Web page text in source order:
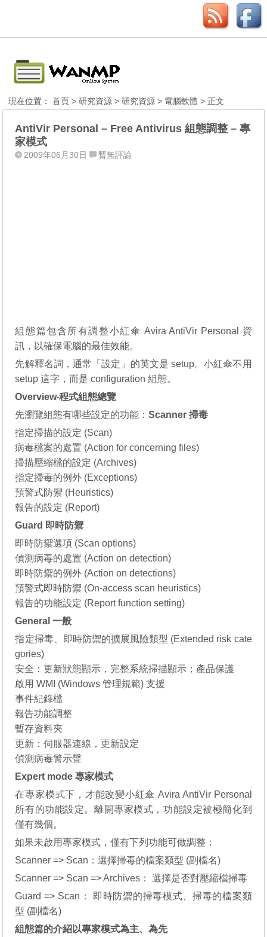
現在位置：首頁 >研究資源 >研究資源 > 電腦軟體 > 正文
AntiVir Personal – Free Antivirus 組態調整 – 專
家模式
2009年06月30日 暫無評論
組態篇包含所有調整小紅傘 Avira AntiVir Personal 資
訊，以確保電腦的最佳效能。
先解釋名詞，通常「設定」的英文是 setup。小紅傘不用
setup 這字，而是 configuration 組態。
Overview‧程式組態總覽
先瀏覽組態有哪些設定的功能：Scanner 掃毒
指定掃描的設定 (Scan)
病毒檔案的處置 (Action for concerning files)
掃描壓縮檔的設定 (Archives)
指定掃毒的例外 (Exceptions)
預警式防禦 (Heuristics)
報告的設定 (Report)
Guard 即時防禦
即時防禦選項 (Scan options)
偵測病毒的處置 (Action on detection)
即時防禦的例外 (Action on detections)
預警式即時防禦 (On-access scan heuristics)
報告的功能設定 (Report function setting)
General 一般
指定掃毒、即時防禦的擴展風險類型 (Extended risk cate
gories)
安全：更新狀態顯示，完整系統掃描顯示；產品保護
啟用 WMI (Windows 管理規範) 支援
事件紀錄檔
報告功能調整
暫存資料夾
更新：伺服器連線，更新設定
偵測病毒警示聲
Expert mode 專家模式
在專家模式下，才能改變小紅傘 Avira AntiVir Personal
所有的功能設定。離開專家模式，功能設定被極簡化到
僅有幾個。
如果未啟用專家模式，僅有下列功能可做調整：
Scanner => Scan：選擇掃毒的檔案類型 (副檔名)
Scanner => Scan => Archives： 選擇是否對壓縮檔掃毒
Guard => Scan： 即時防禦的掃毒模式、掃毒的檔案類
型 (副檔名)
組態篇的介紹以專家模式為主、為先